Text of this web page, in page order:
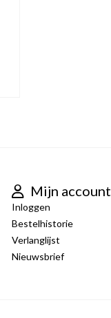
Mijn account
Inloggen
Bestelhistorie
Verlanglijst
Nieuwsbrief